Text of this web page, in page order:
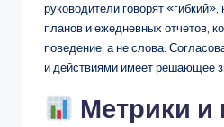
руководители говорят
планов и ежедневных отчетов,
поведение, а не слова.
и действиями имеет решающее
Метрики и